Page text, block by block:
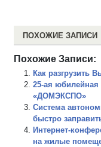
ПОХОЖИЕ ЗАПИСИ
Похожие Записи:
Как разгрузить
25-ая
«ДОМЭКСПО»
Система
быстро
Интернет-
на жилые